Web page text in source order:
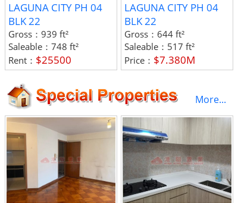
LAGUNA CITY PH 04
BLK 22
Gross： 939 ft²
Saleable： 748 ft²
Rent： $25500
LAGUNA CITY PH 04
BLK 22
Gross： 644 ft²
Saleable： 517 ft²
Price： $7.380M
More...